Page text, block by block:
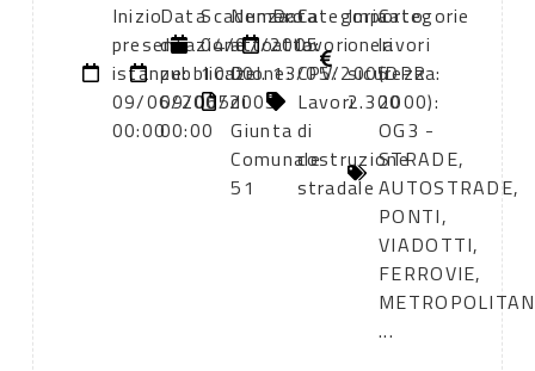
Inizio
presentazione
istanze:
09/06/2005
00:00
Data
di
pubblicazione:
09/06/2005
00:00
Scadenza:
04/07/2005
10:00
Numero
atto:
Del.
di
Giunta
Comunale
51
Data
atto:
13/05/2005
Categoria
lavori
CPV:
Lavori
di
costruzione
stradale
Importo
oneri
sicurezza:
2.300
Categorie
lavori
(DPR
2000):
OG3 -
STRADE,
AUTOSTRADE,
PONTI,
VIADOTTI,
FERROVIE,
...